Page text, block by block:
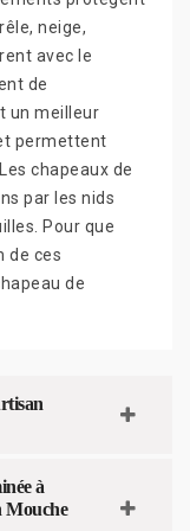
neige,
avec le
de
un meilleur
permettent
chapeaux de
par les nids
Pour que
de ces
de
à
Mouche